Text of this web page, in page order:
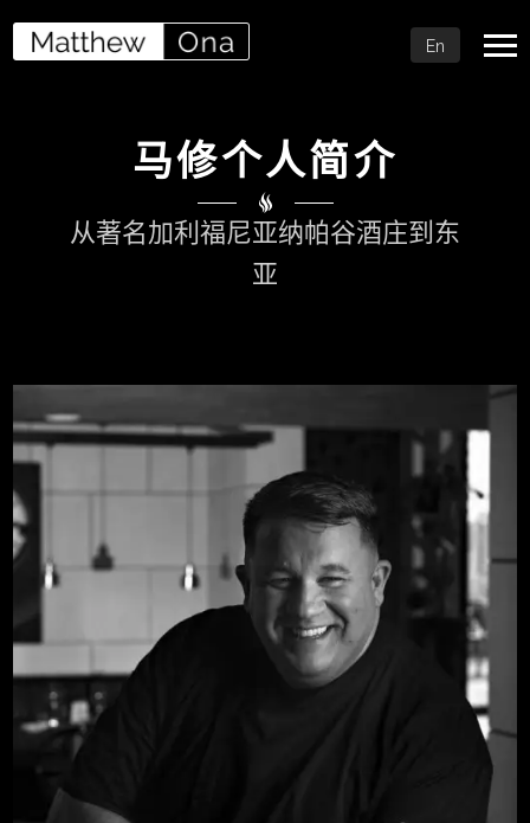
En
马修个人简介
从著名加利福尼亚纳帕谷酒庄到东
亚